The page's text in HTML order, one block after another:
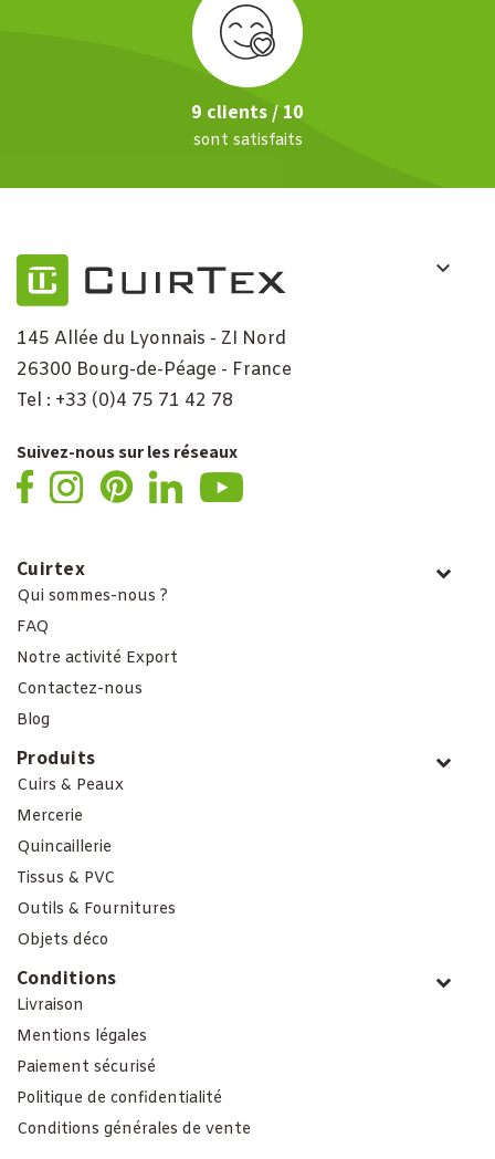
9 clients / 10
sont satisfaits
145 Allée du Lyonnais - ZI Nord
26300 Bourg-de-Péage - France
Tel : +33 (0)4 75 71 42 78
Suivez-nous sur les réseaux
Cuirtex
Qui sommes-nous ?
FAQ
Notre activité Export
Contactez-nous
Blog
Produits
Cuirs & Peaux
Mercerie
Quincaillerie
Tissus & PVC
Outils & Fournitures
Objets déco
Conditions
Livraison
Mentions légales
Paiement sécurisé
Politique de confidentialité
Conditions générales de vente